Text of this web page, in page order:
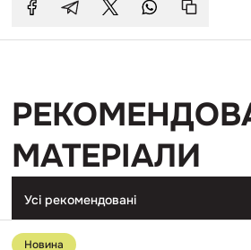
МАТЕРІАЛИ
Усі рекомендовані
Перейти
до Новина